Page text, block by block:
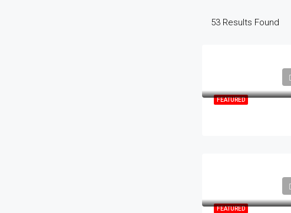
53 Results Found
FEATURED
FEATURED